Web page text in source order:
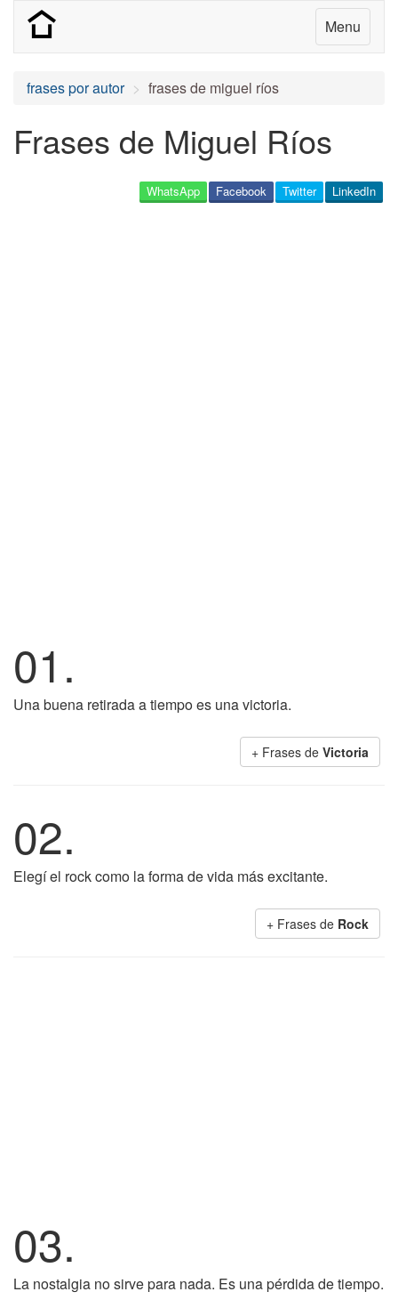
Menu
frases por autor frases de miguel ríos
Frases de Miguel Ríos
LinkedIn
Twitter
Facebook
WhatsApp
01.
Una buena retirada a tiempo es una victoria.
+ Frases de Victoria
02.
Elegí el rock como la forma de vida más excitante.
+ Frases de Rock
03.
La nostalgia no sirve para nada. Es una pérdida de tiempo.